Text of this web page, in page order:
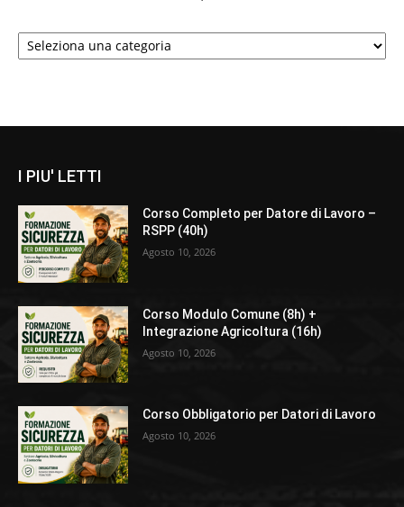
Categorie
I PIU' LETTI
Corso Completo per Datore di Lavoro –
RSPP (40h)
Agosto 10, 2026
Corso Modulo Comune (8h) +
Integrazione Agricoltura (16h)
Agosto 10, 2026
Corso Obbligatorio per Datori di Lavoro
Agosto 10, 2026